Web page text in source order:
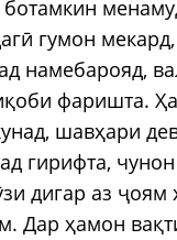
гумон
намебарояд,
фаришта.
шавҳари
гирифта,
дигар аз ҷоям
Дар ҳамон